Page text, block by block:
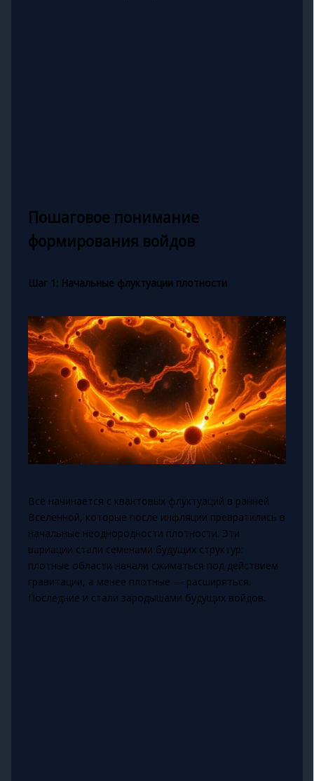
Пошаговое понимание
формирования войдов
Шаг 1: Начальные флуктуации плотности
Всё начинается с квантовых флуктуаций в ранней
Вселенной, которые после инфляции превратились в
начальные неоднородности плотности. Эти
вариации стали семенами будущих структур:
плотные области начали сжиматься под действием
гравитации, а менее плотные — расширяться.
Последние и стали зародышами будущих войдов.